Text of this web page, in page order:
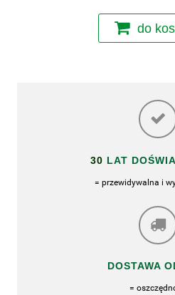
do
30 LAT
= przewidywalna i
DOSTAWA
=